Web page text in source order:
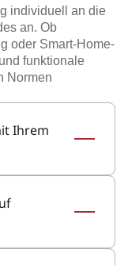
individuell an die
an. Ob
oder Smart-Home-
funktionale
Normen
Ihrem